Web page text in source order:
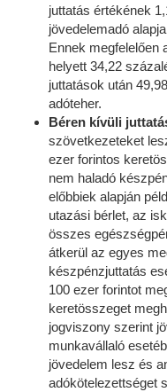
juttatás értékének
jövedelemadó
Ennek megfelelően
helyett 34,22
juttatások után
adóteher.
Béren kívüli
szövetkezeteket
ezer forintos
nem haladó
előbbiek alapján
utazási bérlet, az
összes
átkerül az egyes
készpénzjuttatás
100 ezer forintot
keretösszeget
jogviszony szerint
munkavállaló
jövedelem lesz és
adókötelezettséget